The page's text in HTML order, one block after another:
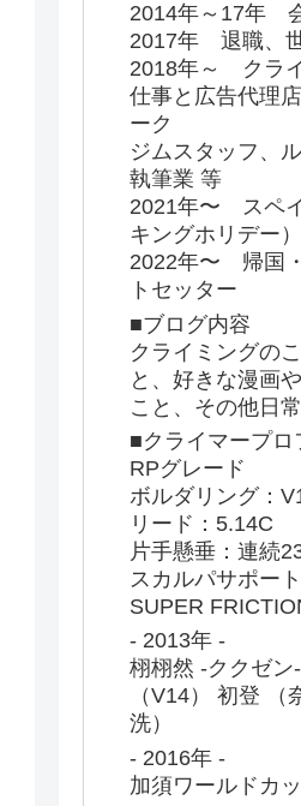
2014年～17年
2017年 退職、
2018年～ クラ
仕事と広告代理
ーク
ジムスタッフ、
執筆業 等
2021年〜 スペ
キングホリデー）
2022年〜 帰国
トセッター
■ブログ内容
クライミングの
と、好きな漫画
こと、その他日
■クライマープロ
RPグレード
ボルダリング：
リード：5.14C
片手懸垂：連続
スカルパサポー
SUPER
- 2013年 -
栩栩然 -ククゼ
（V14） 初登 （
洗）
- 2016年 -
加須ワールドカ